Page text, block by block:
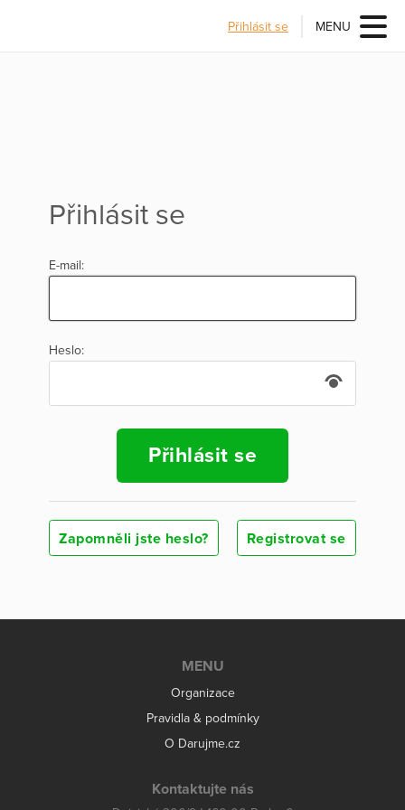
Přihlásit se MENU
Přihlásit se
E-mail:
Heslo:
Přihlásit se
Zapomněli jste heslo? Registrovat se
MENU
Organizace
Pravidla & podmínky
O Darujme.cz
Kontaktujte nás